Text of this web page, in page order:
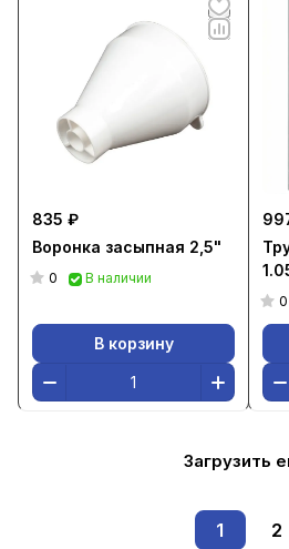
835 ₽
Воронка засыпная 2,5"
0 В наличии
В корзину
0
Загрузить
1 2